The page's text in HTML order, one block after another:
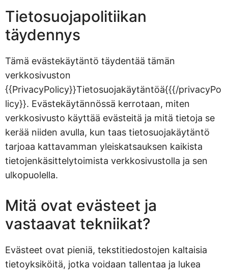
Tietosuojapolitiikan
täydennys
Tämä evästekäytäntö täydentää tämän
verkkosivuston
{{PrivacyPolicy}}Tietosuojakäytäntöä{{{/privacyPo
licy}}. Evästekäytännössä kerrotaan, miten
verkkosivusto käyttää evästeitä ja mitä tietoja se
kerää niiden avulla, kun taas tietosuojakäytäntö
tarjoaa kattavamman yleiskatsauksen kaikista
tietojenkäsittelytoimista verkkosivustolla ja sen
ulkopuolella.
Mitä ovat evästeet ja
vastaavat tekniikat?
Evästeet ovat pieniä, tekstitiedostojen kaltaisia
tietoyksiköitä, jotka voidaan tallentaa ja lukea